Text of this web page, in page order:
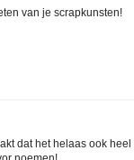
van je scrapkunsten!
dat het helaas ook heel